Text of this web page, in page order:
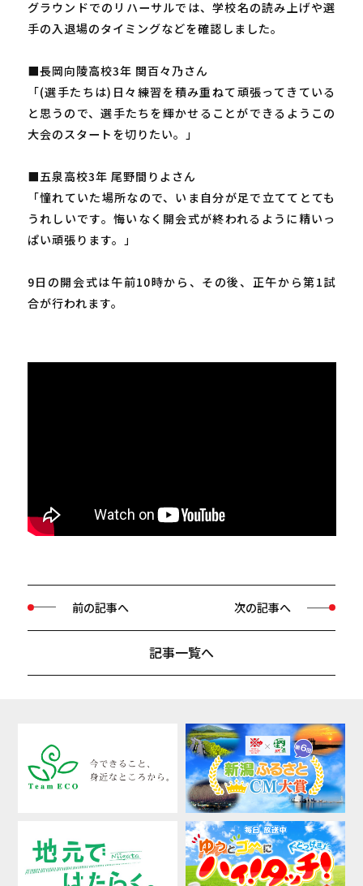
グラウンドでのリハーサルでは、学校名の読み上げや選
手の入退場のタイミングなどを確認しました。
■長岡向陵高校3年 関百々乃さん
「(選手たちは)日々練習を積み重ねて頑張ってきている
と思うので、選手たちを輝かせることができるようこの
大会のスタートを切りたい。」
■五泉高校3年 尾野間りよさん
「憧れていた場所なので、いま自分が足で立ててとても
うれしいです。悔いなく開会式が終われるように精いっ
ぱい頑張ります。」
9日の開会式は午前10時から、その後、正午から第1試
合が行われます。
前の記事へ
記事一覧へ
次の記事へ